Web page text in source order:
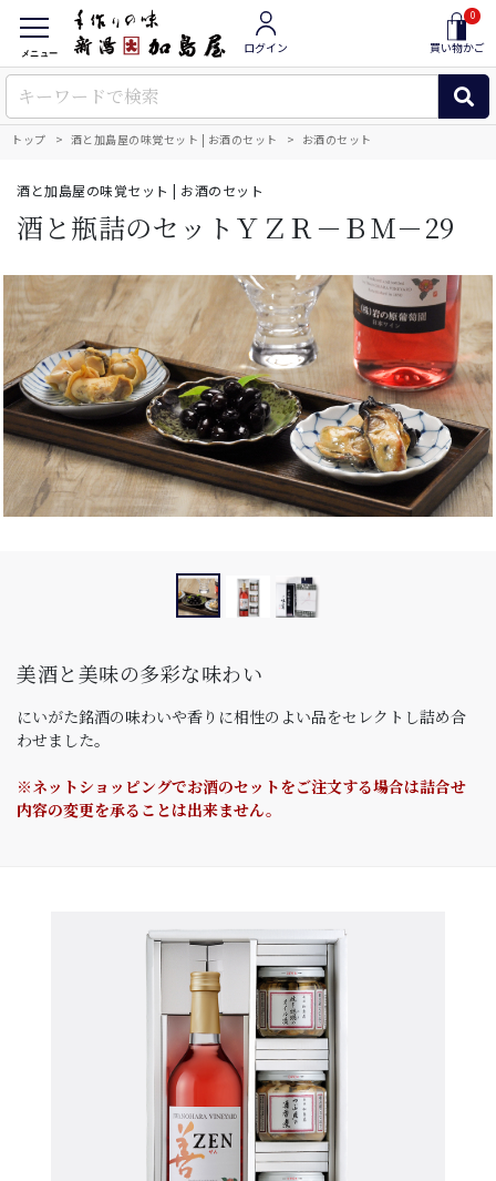
メニュー ログイン
0
買い物かご
トップ 酒と加島屋の味覚セット | お酒のセット お酒のセット
酒と加島屋の味覚セット | お酒のセット
酒と瓶詰のセットＹＺＲ－ＢＭ－29
美酒と美味の多彩な味わい
にいがた銘酒の味わいや香りに相性のよい品をセレクトし詰め合
わせました。
※ネットショッピングでお酒のセットをご注文する場合は詰合せ
内容の変更を承ることは出来ません。